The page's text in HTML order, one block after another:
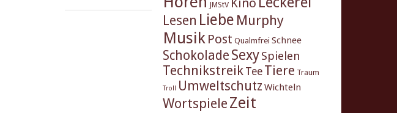
JMStV Kino
Lesen Liebe Murphy
Musik Post Qualmfrei Schnee
Schokolade SexySpielen
Technikstreik Tee Tiere Traum
Troll Umweltschutz Wichteln
Wortspiele Zeit